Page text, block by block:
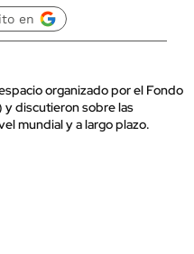
en
organizado por el Fondo
y discutieron sobre las
mundial y a largo plazo.